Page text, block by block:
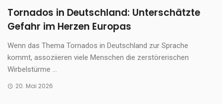
Tornados in Deutschland: Unterschätzte
Gefahr im Herzen Europas
Wenn das Thema Tornados in Deutschland zur Sprache
kommt, assoziieren viele Menschen die zerstörerischen
Wirbelstürme ...
20. Mai 2026